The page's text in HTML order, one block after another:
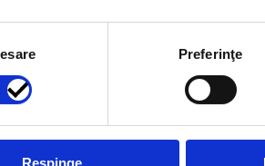
Preferinţe
Respinge
pentru „Snorkel Toyota Land
Câmpurile obligatorii sunt